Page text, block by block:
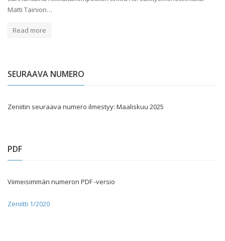
Matti Tainion…
Read more
SEURAAVA NUMERO
Zeniitin seuraava numero ilmestyy: Maaliskuu 2025
PDF
Viimeisimmän numeron PDF -versio
Zeniitti 1/2020